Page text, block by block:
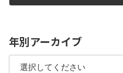
年別アーカイブ